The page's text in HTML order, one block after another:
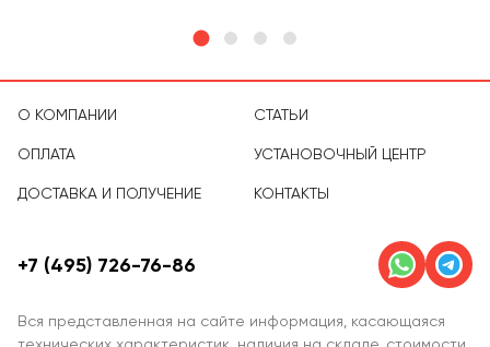
О КОМПАНИИ
ОПЛАТА
ДОСТАВКА И ПОЛУЧЕНИЕ
СТАТЬИ
УСТАНОВОЧНЫЙ ЦЕНТР
КОНТАКТЫ
Вся представленная на сайте информация, касающаяся
+7 (495) 726-76-86